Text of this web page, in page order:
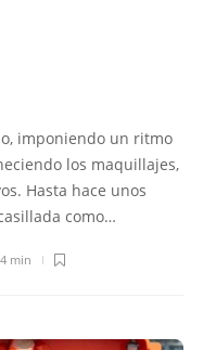
imponiendo un ritmo
los maquillajes,
Hasta hace unos
como…
4 min